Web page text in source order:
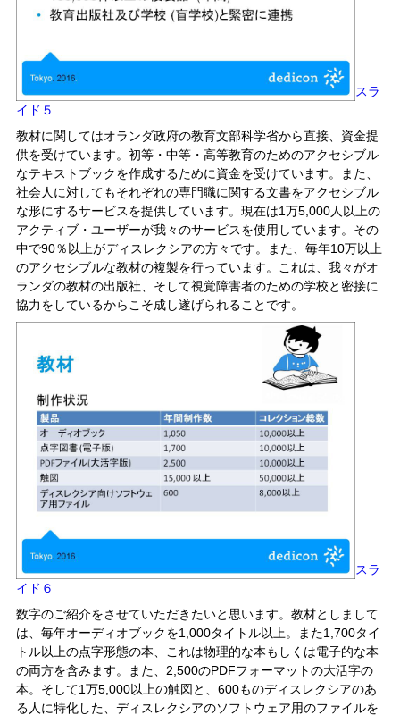
スラ
イド５
教材に関してはオランダ政府の教育文部科学省から直接、資金提
供を受けています。初等・中等・高等教育のためのアクセシブル
なテキストブックを作成するために資金を受けています。また、
社会人に対してもそれぞれの専門職に関する文書をアクセシブル
な形にするサービスを提供しています。現在は1万5,000人以上の
アクティブ・ユーザーが我々のサービスを使用しています。その
中で90％以上がディスレクシアの方々です。また、毎年10万以上
のアクセシブルな教材の複製を行っています。これは、我々がオ
ランダの教材の出版社、そして視覚障害者のための学校と密接に
協力をしているからこそ成し遂げられることです。
スラ
イド６
数字のご紹介をさせていただきたいと思います。教材としまして
は、毎年オーディオブックを1,000タイトル以上。また1,700タイ
トル以上の点字形態の本、これは物理的な本もしくは電子的な本
の両方を含みます。また、2,500のPDFフォーマットの大活字の
本。そして1万5,000以上の触図と、600ものディスレクシアのあ
る人に特化した、ディスレクシアのソフトウェア用のファイルを